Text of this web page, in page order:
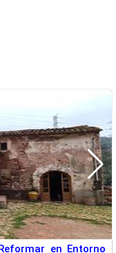
en Entorno